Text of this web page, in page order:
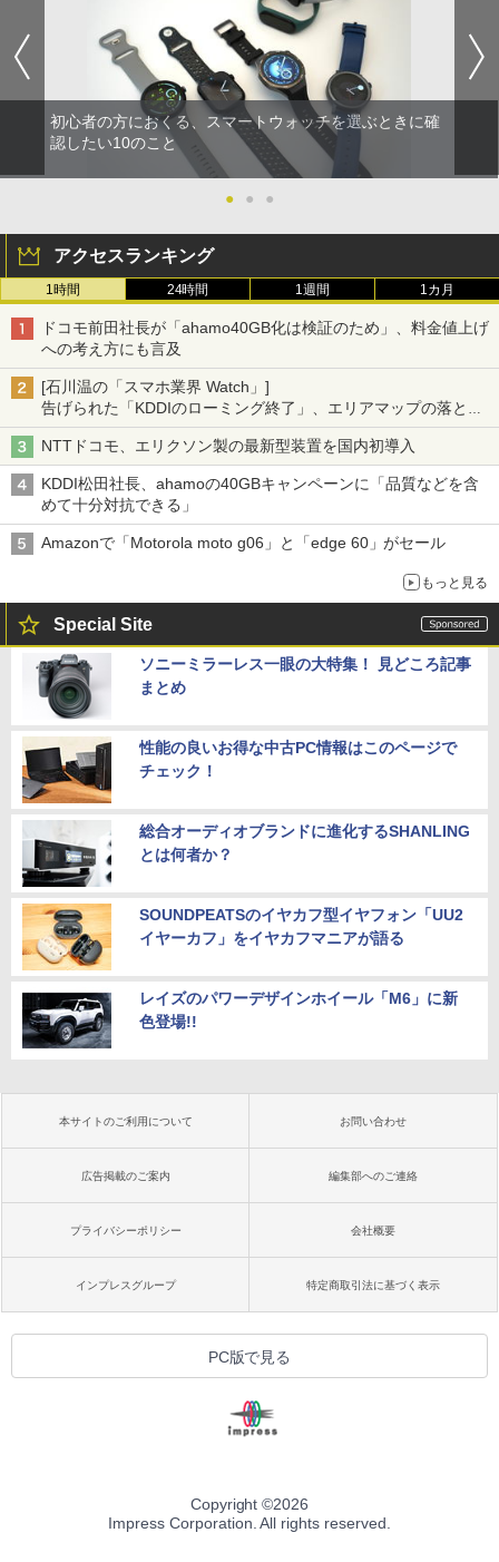
初心者の方におくる、スマートウォッチを選ぶときに確
認したい10のこと
● ● ●
アクセスランキング
1時間 24時間 1週間 1カ月
ドコモ前田社長が「ahamo40GB化は検証のため」、料金値上げ
への考え方にも言及
[石川温の「スマホ業界 Watch」]
告げられた「KDDIのローミング終了」、エリアマップの落とし
穴と楽天モバイルの課題
NTTドコモ、エリクソン製の最新型装置を国内初導入
KDDI松田社長、ahamoの40GBキャンペーンに「品質などを含
めて十分対抗できる」
Amazonで「Motorola moto g06」と「edge 60」がセール
もっと見る
Special Site
ソニーミラーレス一眼の大特集！ 見どころ記事
まとめ
性能の良いお得な中古PC情報はこのページで
チェック！
総合オーディオブランドに進化するSHANLING
とは何者か？
SOUNDPEATSのイヤカフ型イヤフォン「UU2
イヤーカフ」をイヤカフマニアが語る
レイズのパワーデザインホイール「M6」に新
色登場!!
本サイトのご利用について お問い合わせ
広告掲載のご案内 編集部へのご連絡
プライバシーポリシー 会社概要
インプレスグループ 特定商取引法に基づく表示
PC版で見る
Copyright ©2026
Impress Corporation. All rights reserved.